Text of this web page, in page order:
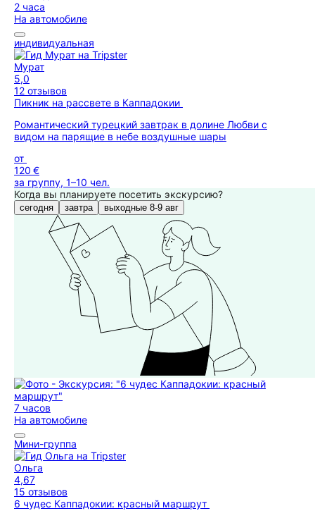
2 часа
На автомобиле
индивидуальная
Мурат
5,0
12 отзывов
Пикник на рассвете в Каппадокии
Романтический турецкий завтрак в долине Любви с
видом на парящие в небе воздушные шары
от
120 €
за группу, 1–10 чел.
Когда вы планируете посетить экскурсию?
сегодня завтра выходные 8-9 авг
7 часов
На автомобиле
Мини-группа
Ольга
4,67
15 отзывов
6 чудес Каппадокии: красный маршрут